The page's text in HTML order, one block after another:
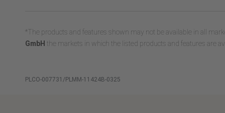
*The products and features shown may not be available in all
GmbH the markets in which the listed products and features are
PLCO-007731/PLMM-11424B-0325